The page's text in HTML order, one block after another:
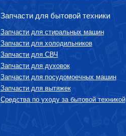
Запчасти для бытовой техники
Запчасти для стиральных машин
Запчасти для холодильников
Запчасти для СВЧ
Запчасти для духовок
Запчасти для посудомоечных машин
Запчасти для вытяжек
Средства по уходу за бытовой техникой